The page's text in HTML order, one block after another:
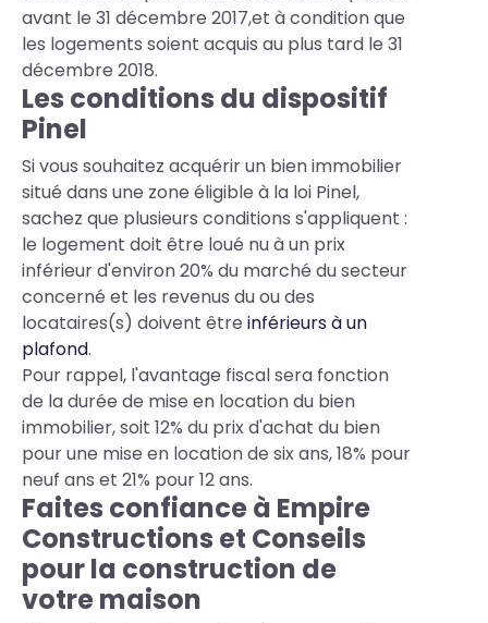
avant le 31 décembre 2017,et à condition que
les logements soient acquis au plus tard le 31
décembre 2018.
Les conditions du dispositif
Pinel
Si vous souhaitez acquérir un bien immobilier
situé dans une zone éligible à la loi Pinel,
sachez que plusieurs conditions s'appliquent :
le logement doit être loué nu à un prix
inférieur d'environ 20% du marché du secteur
concerné et les revenus du ou des
locataires(s) doivent être inférieurs à un
plafond.
Pour rappel, l'avantage fiscal sera fonction
de la durée de mise en location du bien
immobilier, soit 12% du prix d'achat du bien
pour une mise en location de six ans, 18% pour
neuf ans et 21% pour 12 ans.
Faites confiance à Empire
Constructions et Conseils
pour la construction de
votre maison